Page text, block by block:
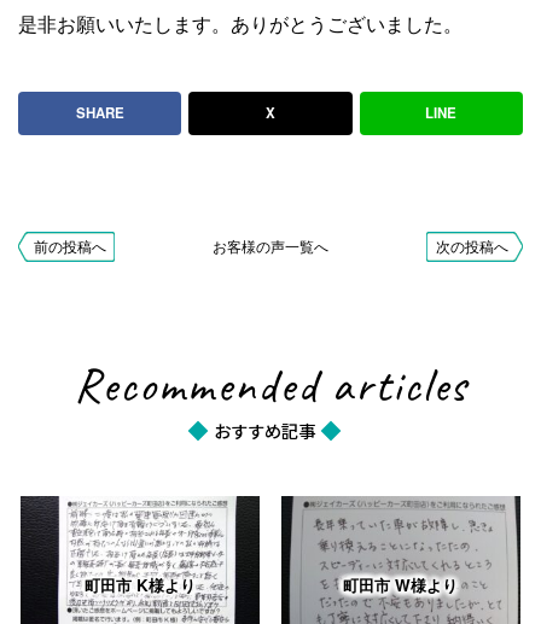
是非お願いいたします。ありがとうございました。
SHARE X LINE
前の投稿へ お客様の声一覧へ 次の投稿へ
Recommended articles
おすすめ記事
町田市 K様より 町田市 W様より
2026.07.29
voice
頂き有難うございました。 最初に査定来宅して頂いた時
町田市 K様より
査定や手続きがとてもスムーズでした。説明も分かりやす
く、親切に対応してくれました。ありがとうございまし
た。…